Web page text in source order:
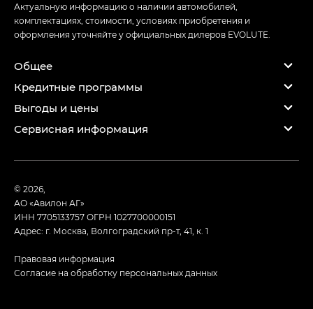
Актуальную информацию о наличии автомобилей,
комплектациях, стоимости, условиях приобретения и
оформления уточняйте у официальных дилеров EVOLUTE.
Общее
Кредитные программы
Выгоды и цены
Сервисная информация
© 2026,
АО «Авилон АГ»
ИНН 7705133757ОГРН 1027700000151
Адрес: г. Москва, Волгоградский пр-т, 41, к. 1
Правовая информация
Согласие на обработку персональных данных